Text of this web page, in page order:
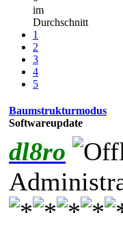
im
Durchschnitt
1
2
3
4
5
Baumstrukturmodus
Softwareupdate
dl8ro